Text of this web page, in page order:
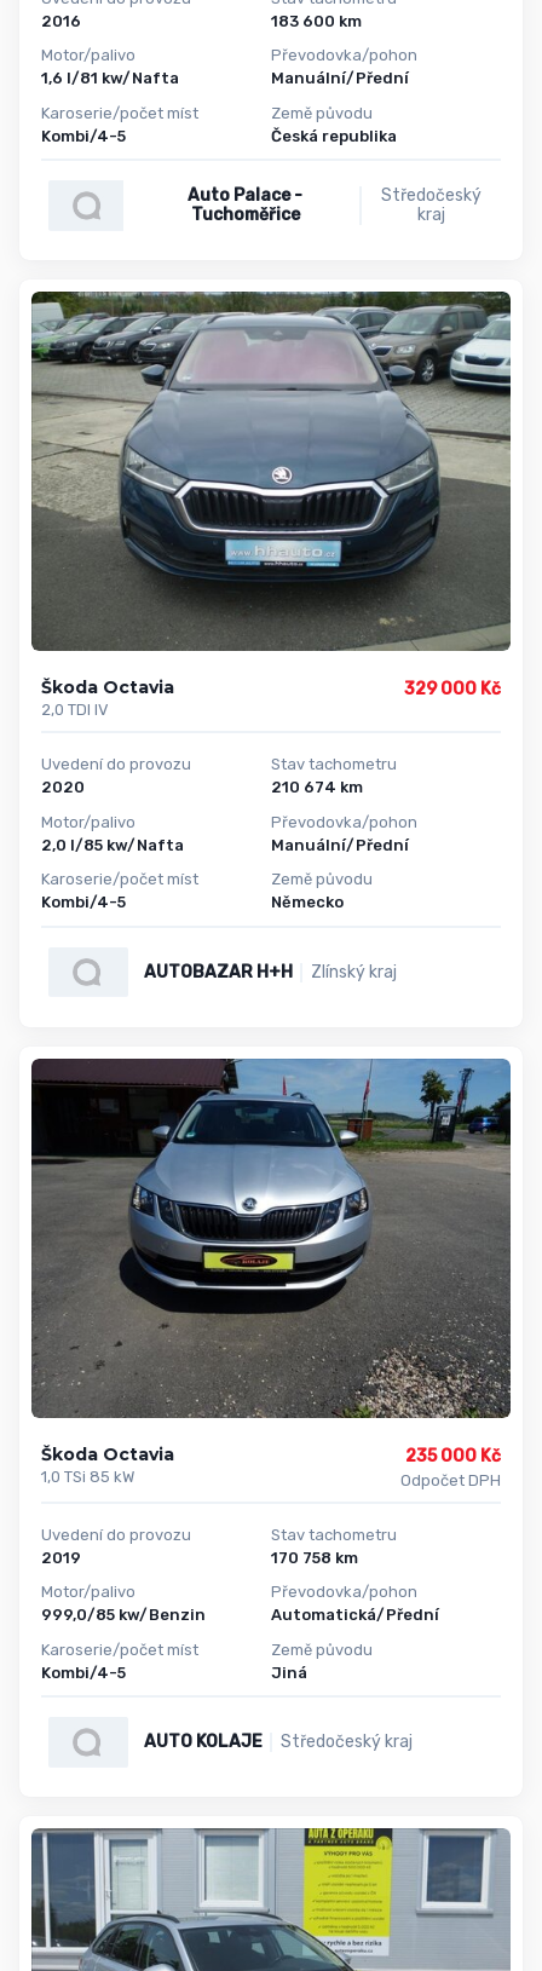
2016
Motor/palivo
1,6 l/81 kw/Nafta
Karoserie/počet míst
Kombi/4-5
183 600 km
Převodovka/pohon
Manuální/Přední
Země původu
Česká republika
Auto Palace -
Tuchoměřice
Středočeský
kraj
Škoda Octavia
2,0 TDI IV
329 000 Kč
Uvedení do provozu
2020
Motor/palivo
2,0 l/85 kw/Nafta
Karoserie/počet míst
Kombi/4-5
Stav tachometru
210 674 km
Převodovka/pohon
Manuální/Přední
Země původu
Německo
AUTOBAZAR H+H Zlínský kraj
Škoda Octavia
1,0 TSi 85 kW
235 000 Kč
Odpočet DPH
Uvedení do provozu
2019
Motor/palivo
999,0/85 kw/Benzin
Karoserie/počet míst
Kombi/4-5
Stav tachometru
170 758 km
Převodovka/pohon
Automatická/Přední
Země původu
Jiná
AUTO KOLAJE Středočeský kraj